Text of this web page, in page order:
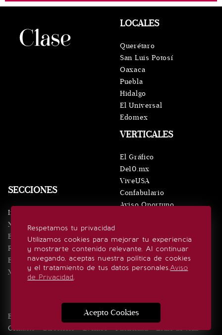
Respetamos tu privacidad
Utilizamos cookies para mejorar tu experiencia
y mostrarte contenido relevante. Al continuar
navegando, aceptas nuestra política de cookies
y el tratamiento de tus datos personales.Aviso
de Privacidad.
Acepto Cookies
SECCIONES
Inicio
Noticias
Eventos
Realeza
Estilo de vida
Minuto x Minuto
VERTICALES
El Gráfico
De10.mx
ViveUSA
Confabulario
Aviso Oportuno
LOCALES
Querétaro
San Luis Potosí
Oaxaca
Puebla
Hidalgo
El Universal
Edomex
SÍGUENOS
Edición Impresa Noticias Quiénes somos
Contacto
Directorio Eventos Publicidad Estilo de vida